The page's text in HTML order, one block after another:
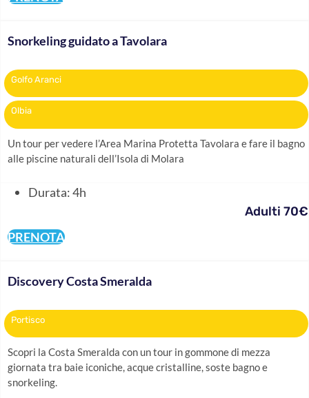
Snorkeling guidato a Tavolara
Golfo Aranci
Olbia
Un tour per vedere l’Area Marina Protetta Tavolara e fare il bagno
alle piscine naturali dell’Isola di Molara
Durata: 4h
Adulti 70€
PRENOTA
Discovery Costa Smeralda
Portisco
Scopri la Costa Smeralda con un tour in gommone di mezza
giornata tra baie iconiche, acque cristalline, soste bagno e
snorkeling.